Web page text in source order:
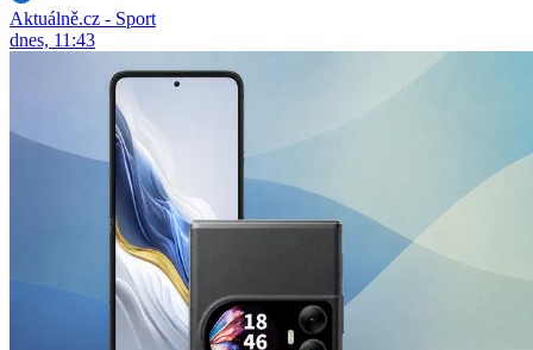
Aktuálně.cz - Sport
dnes, 11:43